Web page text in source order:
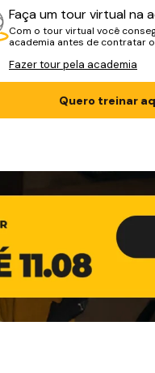
Faça um tour virtual na
Com o tour virtual você
academia antes de contratar
Fazer tour pela academia
Quero treinar